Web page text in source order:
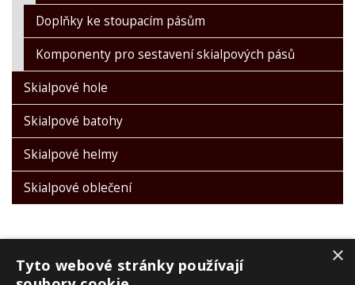
Doplňky ke stoupacím pásům
Komponenty pro sestavení skialpových pásů
Skialpové hole
Skialpové batohy
Skialpové helmy
Skialpové oblečení
×
Tyto webové stránky používají